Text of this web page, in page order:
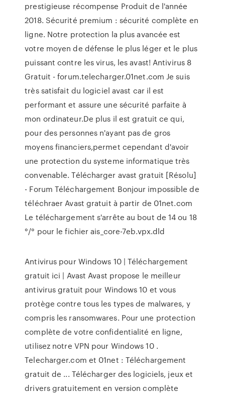
prestigieuse récompense Produit de l'année
2018. Sécurité premium : sécurité complète en
ligne. Notre protection la plus avancée est
votre moyen de défense le plus léger et le plus
puissant contre les virus, les avast! Antivirus 8
Gratuit - forum.telecharger.01net.com Je suis
très satisfait du logiciel avast car il est
performant et assure une sécurité parfaite à
mon ordinateur.De plus il est gratuit ce qui,
pour des personnes n'ayant pas de gros
moyens financiers,permet cependant d'avoir
une protection du systeme informatique très
convenable. Télécharger avast gratuit [Résolu]
- Forum Téléchargement Bonjour impossible de
téléchraer Avast gratuit à partir de 01net.com
Le téléchargement s'arrête au bout de 14 ou 18
°/° pour le fichier ais_core-7eb.vpx.dld
Antivirus pour Windows 10 | Téléchargement
gratuit ici | Avast Avast propose le meilleur
antivirus gratuit pour Windows 10 et vous
protège contre tous les types de malwares, y
compris les ransomwares. Pour une protection
complète de votre confidentialité en ligne,
utilisez notre VPN pour Windows 10 .
Telecharger.com et 01net : Téléchargement
gratuit de ... Télécharger des logiciels, jeux et
drivers gratuitement en version complète